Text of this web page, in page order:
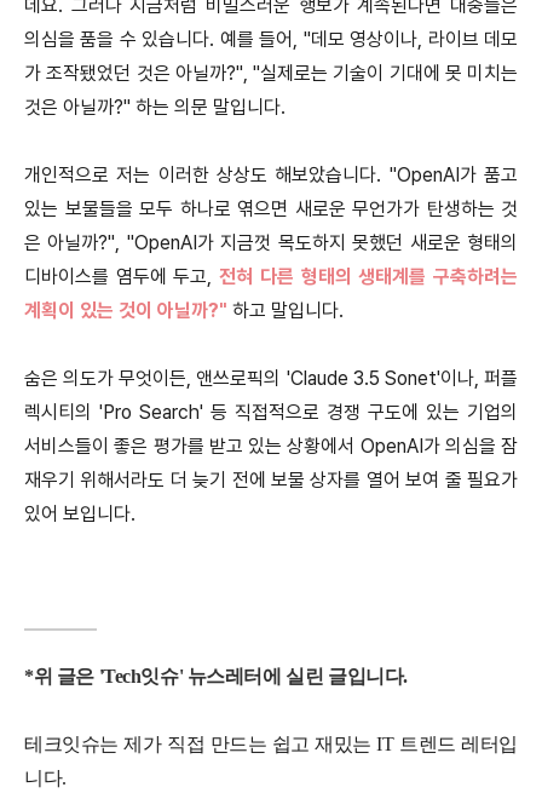
데요. 그러나 지금처럼 비밀스러운 행보가 계속된다면 대중들은
의심을 품을 수 있습니다. 예를 들어, "데모 영상이나, 라이브 데모
가 조작됐었던 것은 아닐까?", "실제로는 기술이 기대에 못 미치는
것은 아닐까?" 하는 의문 말입니다.
개인적으로 저는 이러한 상상도 해보았습니다. "OpenAI가 품고
있는 보물들을 모두 하나로 엮으면 새로운 무언가가 탄생하는 것
은 아닐까?", "OpenAI가 지금껏 목도하지 못했던 새로운 형태의
디바이스를 염두에 두고,전혀 다른 형태의 생태계를 구축하려는
계획이 있는 것이 아닐까?" 하고 말입니다.
숨은 의도가 무엇이든, 앤쓰로픽의 'Claude 3.5 Sonet'이나, 퍼플
렉시티의 'Pro Search' 등 직접적으로 경쟁 구도에 있는 기업의
서비스들이 좋은 평가를 받고 있는 상황에서 OpenAI가 의심을 잠
재우기 위해서라도 더 늦기 전에 보물 상자를 열어 보여 줄 필요가
있어 보입니다.
*위 글은'Tech잇슈' 뉴스레터에 실린 글입니다.
테크잇슈는 제가 직접 만드는 쉽고 재밌는 IT 트렌드 레터입
니다.